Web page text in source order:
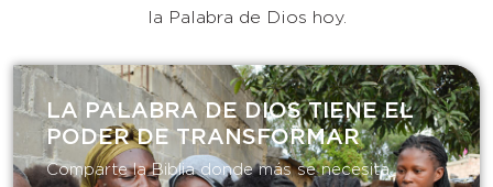
la Palabra de Dios hoy.
LA PALABRA DE DIOS TIENE EL
PODER DE TRANSFORMAR​
Comparte la Biblia donde más se necesita.